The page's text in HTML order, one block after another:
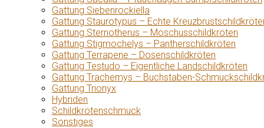
Gattung Siebenrockiella
Gattung Staurotypus – Echte
Gattung Sternotherus – Moschusschildkröten
Gattung Stigmochelys – Pantherschildkröten
Gattung Terrapene – Dosenschildkröten
Gattung Testudo – Eigentliche Landschildkröten
Gattung Trachemys – Buchstaben-
Gattung Trionyx
Hybriden
Schildkrötenschmuck
Sonstiges